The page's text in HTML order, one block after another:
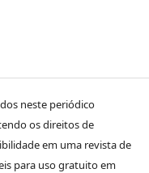
neste periódico
os direitos de
em uma revista de
para uso gratuito em